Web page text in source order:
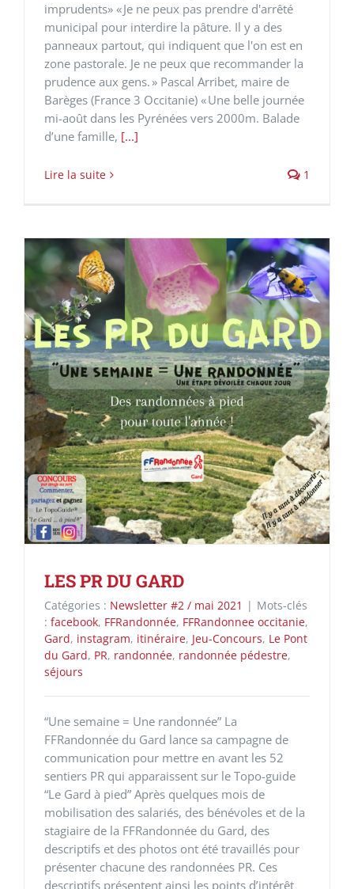
imprudents» « Je ne peux pas prendre d'arrêté
municipal pour interdire la pâture. Il y a des
panneaux partout, qui indiquent que l'on est en
zone pastorale. Je ne peux que recommander la
prudence aux gens. » Pascal Arribet, maire de
Barèges (France 3 Occitanie) « Une belle journée
mi-août dans les Pyrénées vers 2000m. Balade
d’une famille, [...]
Lire la suite 1
LES PR DU GARD
Catégories : Newsletter #2 / mai 2021 | Mots-clés
: facebook, FFRandonnée, FFRandonnee occitanie,
Gard, instagram, itinéraire, Jeu-Concours, Le Pont
du Gard, PR, randonnée, randonnée pédestre,
séjours
“Une semaine = Une randonnée” La
FFRandonnée du Gard lance sa campagne de
communication pour mettre en avant les 52
sentiers PR qui apparaissent sur le Topo-guide
“Le Gard à pied” Après quelques mois de
mobilisation des salariés, des bénévoles et de la
stagiaire de la FFRandonnée du Gard, des
descriptifs et des photos ont été travaillés pour
présenter chacune des randonnées PR. Ces
descriptifs présentent ainsi les points d’intérêt